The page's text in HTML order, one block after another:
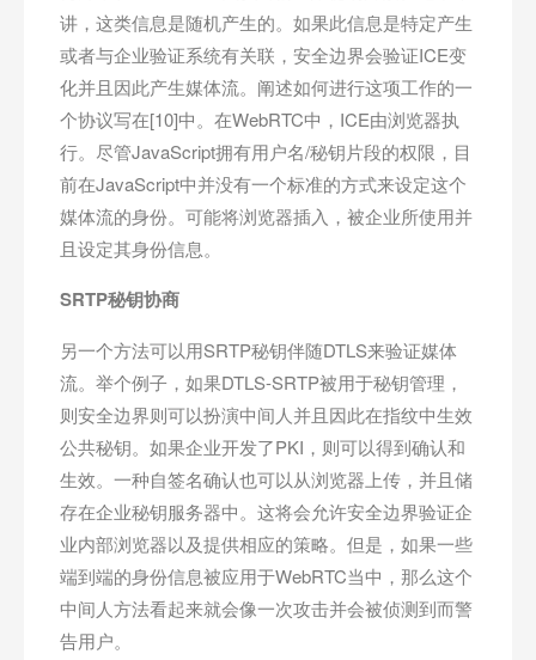
讲，这类信息是随机产生的。如果此信息是特定产生
或者与企业验证系统有关联，安全边界会验证ICE变
化并且因此产生媒体流。阐述如何进行这项工作的一
个协议写在[10]中。在WebRTC中，ICE由浏览器执
行。尽管JavaScript拥有用户名/秘钥片段的权限，目
前在JavaScript中并没有一个标准的方式来设定这个
媒体流的身份。可能将浏览器插入，被企业所使用并
且设定其身份信息。
SRTP秘钥协商
另一个方法可以用SRTP秘钥伴随DTLS来验证媒体
流。举个例子，如果DTLS-SRTP被用于秘钥管理，
则安全边界则可以扮演中间人并且因此在指纹中生效
公共秘钥。如果企业开发了PKI，则可以得到确认和
生效。一种自签名确认也可以从浏览器上传，并且储
存在企业秘钥服务器中。这将会允许安全边界验证企
业内部浏览器以及提供相应的策略。但是，如果一些
端到端的身份信息被应用于WebRTC当中，那么这个
中间人方法看起来就会像一次攻击并会被侦测到而警
告用户。